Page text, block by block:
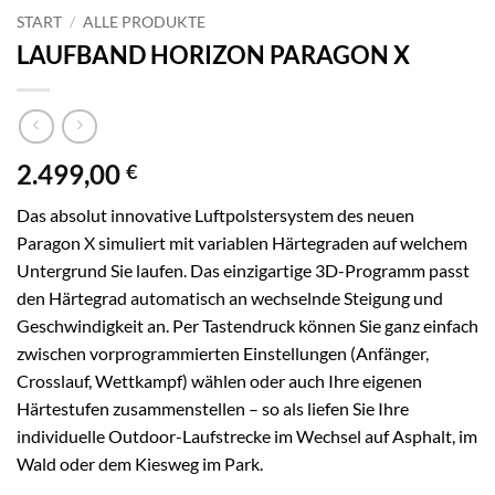
START / ALLE PRODUKTE
LAUFBAND HORIZON PARAGON X
2.499,00 €
Das absolut innovative Luftpolstersystem des neuen
Paragon X simuliert mit variablen Härtegraden auf welchem
Untergrund Sie laufen. Das einzigartige 3D-Programm passt
den Härtegrad automatisch an wechselnde Steigung und
Geschwindigkeit an. Per Tastendruck können Sie ganz einfach
zwischen vorprogrammierten Einstellungen (Anfänger,
Crosslauf, Wettkampf) wählen oder auch Ihre eigenen
Härtestufen zusammenstellen – so als liefen Sie Ihre
individuelle Outdoor-Laufstrecke im Wechsel auf Asphalt, im
Wald oder dem Kiesweg im Park.